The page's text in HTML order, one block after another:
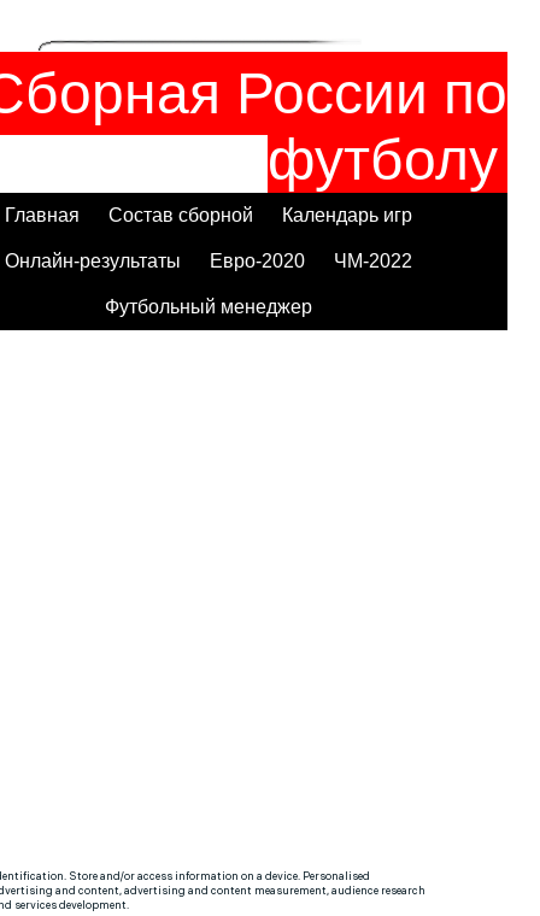
России по
футболу
Главная Состав сборной Календарь игр
Онлайн-результаты Евро-2020 ЧМ-2022
Футбольный менеджер